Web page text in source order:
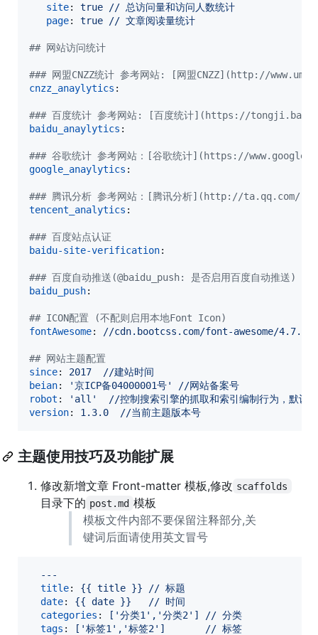
site: true // 总访问量和访问人数统计
page: true // 文章阅读量统计
## 网站访问统计
### 网盟CNZZ统计 参考网站: [网盟CNZZ](http://
cnzz_anaylytics :
### 百度统计 参考网站: [百度统计](https://
baidu_anaylytics :
### 谷歌统计 参考网站：[谷歌统计](https://
google_anaylytics :
### 腾讯分析 参考网站：[腾讯分析](http://ta.qq.com/)
tencent_analytics :
### 百度站点认证
baidu-site-verification:
### 百度自动推送(@baidu_push: 是否启用百度自动推
baidu_push:
## ICON配置 (不配则启用本地Font Icon)
fontAwesome: //cdn.bootcss.com/font-awesome/4.7.0/
## 网站主题配置
since: 2017  //建站时间
beian: '京ICP备04000001号'
//网站备案号
robot : ' all '
//控制搜索引擎的抓取和索引编制行为，默认
version: 1.3.0  //当前主题版本号
主题使用技巧及功能扩展
修改新增文章 Front-matter 模板,修改 scaffolds
目录下的 post.md 模板
模板文件内部不要保留注释部分,关
键词后面请使用英文冒号
---
title: {{ title }} // 标题
date: {{ date }}   // 时间
categories :
['分类1','分类2'] // 分类
tags :
['标签1','标签2']       // 标签